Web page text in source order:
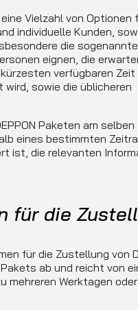
Vielzahl von Optionen
individuelle Kunden,
die
eignen, die
verfügbaren Zeit
sowie die üblicheren
Paketen am selben
eines bestimmten
ist, die relevanten
für die
für die Zustellung von
ab und reicht von
mehreren Werktagen